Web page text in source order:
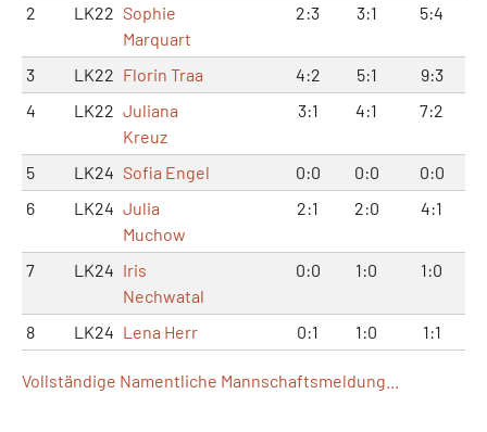
2 LK22 Sophie
Marquart
2:3 3:1 5:4
3 LK22 Florin Traa 4:2 5:1
9:3
4
LK22 Juliana
Kreuz
3:1 4:1 7:2
5 LK24 Sofia Engel 0:0 0:0
0:0
6
LK24 Julia
Muchow
2:1 2:0 4:1
7 LK24 Iris
Nechwatal
0:0 1:0 1:0
8 LK24 Lena Herr 0:1 1:0 1:1
Vollständige Namentliche Mannschaftsmeldung...